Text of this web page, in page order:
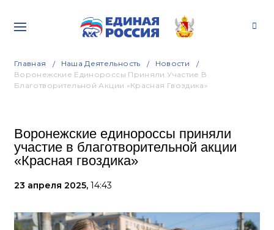
Главная Наша Деятельность
Новости
Воронежские Единороссы Приняли Участие В
Благотворительной Акции «Красная Гвоздика»
Воронежские единороссы приняли
участие в благотворительной акции
«Красная гвоздика»
23 апреля 2025, 14:43